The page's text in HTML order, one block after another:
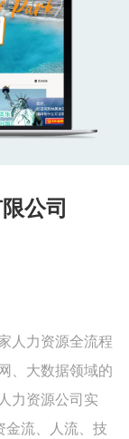
公司
人力资源全流程
、大数据领域的
力资源公司实
金流、人流、技